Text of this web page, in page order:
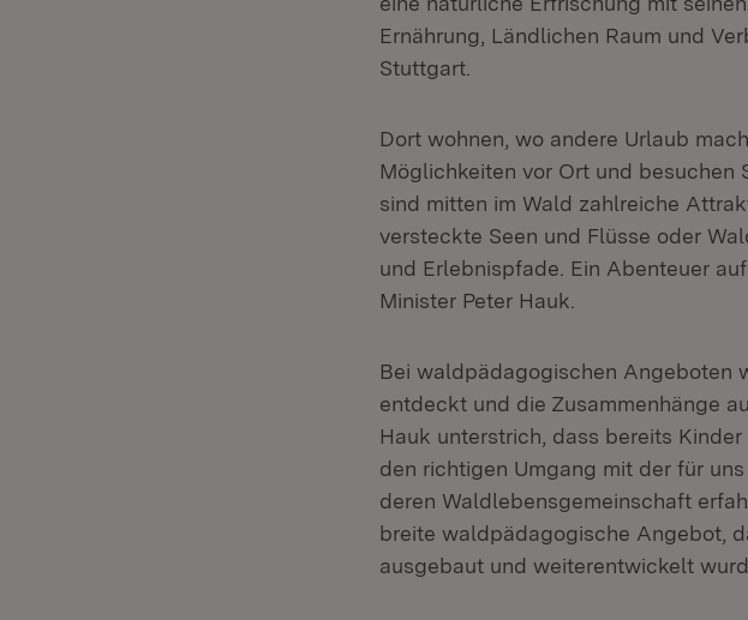
Ernährung, Ländlichen Raum und
Stuttgart.
Dort wohnen, wo andere Urlaub
Möglichkeiten vor Ort und besuchen
sind mitten im Wald zahlreiche
versteckte Seen und Flüsse oder
und Erlebnispfade. Ein Abenteuer
Minister Peter Hauk.
Bei waldpädagogischen Angeboten
entdeckt und die Zusammenhänge
Hauk unterstrich, dass bereits
den richtigen Umgang mit der für
deren Waldlebensgemeinschaft
breite waldpädagogische Angebot,
ausgebaut und weiterentwickelt